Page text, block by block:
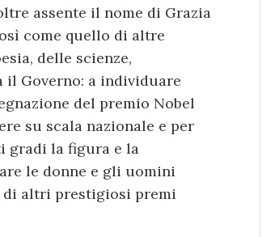
assente il nome di Grazia
come quello di altre
delle scienze,
il Governo: a individuare
del premio Nobel
su scala nazionale e per
la figura e la
le donne e gli uomini
altri prestigiosi premi